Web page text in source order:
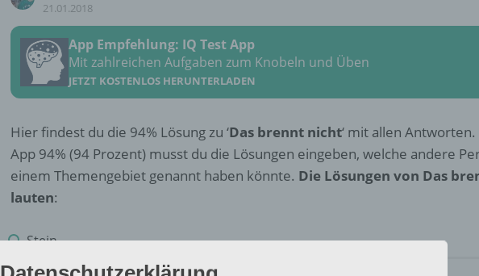
21.01.2018
App Empfehlung: IQ Test App
Mit zahlreichen Aufgaben zum Knobeln und Üben
JETZT KOSTENLOS HERUNTERLADEN
Hier findest du die 94% Lösung zu ‘Das brennt nicht‘ mit allen
App 94% (94 Prozent) musst du die Lösungen eingeben, welche andere
einem Themengebiet genannt haben könnte. Die Lösungen von Das
lauten:
Stein